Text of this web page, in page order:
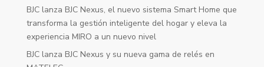
BJC lanza BJC Nexus, el nuevo sistema Smart Home que
transforma la gestión inteligente del hogar y eleva la
experiencia MIRO a un nuevo nivel
BJC lanza BJC Nexus y su nueva gama de relés en